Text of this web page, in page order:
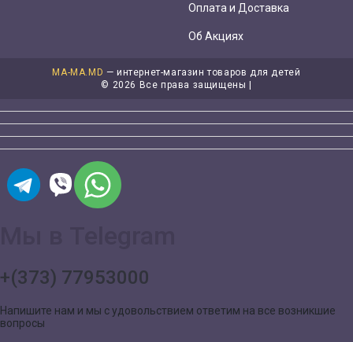
Оплата и Доставка
Об Акциях
MA-MA.MD — интернет-магазин товаров для детей
© 2026 Все права защищены |
+(373) 77953000
Напишите нам и мы с удовольствием ответим на все возникшие
вопросы